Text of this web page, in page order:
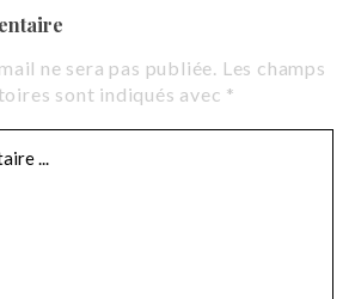
ne sera pas publiée. Les champs
sont indiqués avec *